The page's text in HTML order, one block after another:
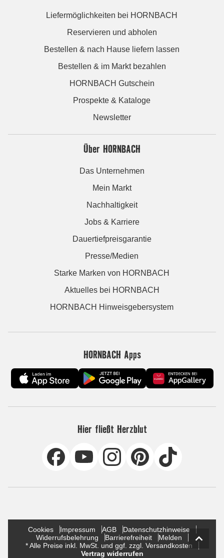
Liefermöglichkeiten bei HORNBACH
Reservieren und abholen
Bestellen & nach Hause liefern lassen
Bestellen & im Markt bezahlen
HORNBACH Gutschein
Prospekte & Kataloge
Newsletter
Über HORNBACH
Das Unternehmen
Mein Markt
Nachhaltigkeit
Jobs & Karriere
Dauertiefpreisgarantie
Presse/Medien
Starke Marken von HORNBACH
Aktuelles bei HORNBACH
HORNBACH Hinweisgebersystem
HORNBACH Apps
Hier fließt Herzblut
Cookies Impressum AGB
Datenschutzhinweise
Widerrufsbelehrung
Barrierefreiheit
Melden
* Alle Preise inkl. MwSt. und ggf. zzgl. Versandkosten
Vertrag widerrufen